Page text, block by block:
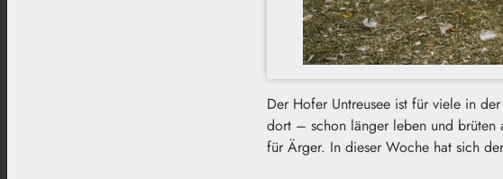
Der Hofer Untreusee ist für viele in
dort – schon länger leben und brüten
für Ärger. In dieser Woche hat sich